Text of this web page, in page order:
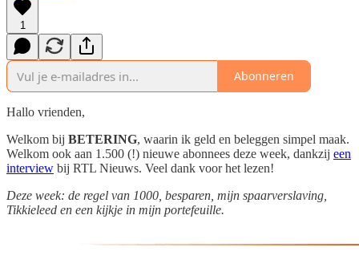
1
Abonneren
Hallo vrienden,
Welkom bij BETERING, waarin ik geld en beleggen simpel maak.
Welkom ook aan 1.500 (!) nieuwe abonnees deze week, dankzij een
interview bij RTL Nieuws. Veel dank voor het lezen!
Deze week: de regel van 1000, besparen, mijn spaarverslaving,
Tikkieleed en een kijkje in mijn portefeuille.